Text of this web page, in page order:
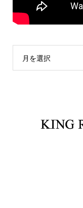
月を選択